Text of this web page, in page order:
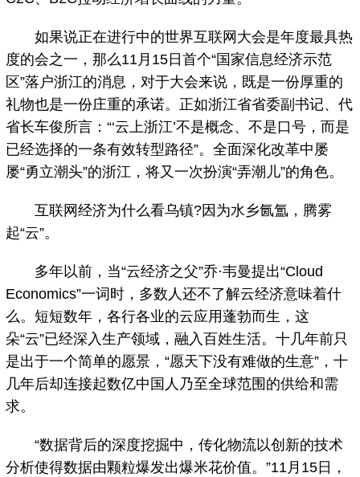
如果说正在进行中的世界互联网大会是年度最具热
度的会之一，那么11月15日首个“国家信息经济示范
区”落户浙江的消息，对于大会来说，既是一份厚重的
礼物也是一份庄重的承诺。正如浙江省省委副书记、代
省长车俊所言：“‘云上浙江’不是概念、不是口号，而是
已经选择的一条有效转型路径”。全面深化改革中屡
屡“勇立潮头”的浙江，将又一次扮演“弄潮儿”的角色。
互联网经济为什么看乌镇?因为水乡氤氲，腾雾
起“云”。
多年以前，当“云经济之父”乔·韦曼提出“Cloud
Economics”一词时，多数人还不了解云经济意味着什
么。短短数年，各行各业的云应用蓬勃而生，这
朵“云”已经深入生产领域，融入百姓生活。十几年前只
是出于一个简单的愿景，“愿天下没有难做的生意”，十
几年后却连接起数亿中国人乃至全球范围的供给和需
求。
“数据背后的深度挖掘中，传化物流以创新的技术
分析使得数据由颗粒爆发出爆米花价值。”11月15日，